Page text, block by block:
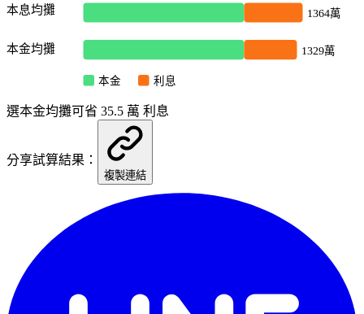
本息均攤 1364萬
本金均攤 1329萬
本金 利息
選本金均攤可省 35.5 萬 利息
分享試算結果：
複製連結